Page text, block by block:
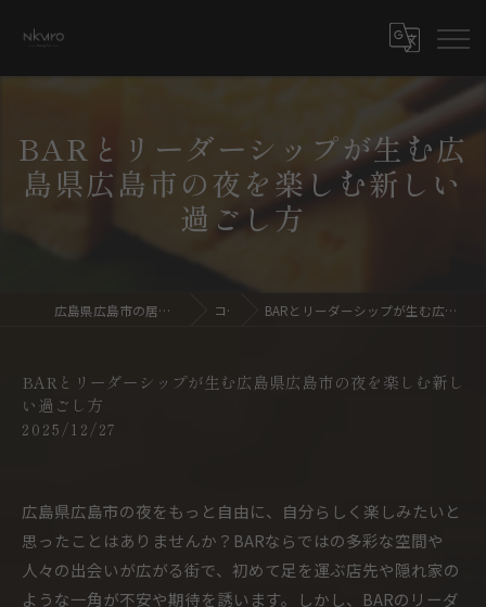
BARとリーダーシップが生む広
島県広島市の夜を楽しむ新しい
過ごし方
広島県広島市の居酒屋ならdining bar NKURO コラム BARとリーダーシップが生む広島県広島市の夜を楽しむ新しい過ごし方
BARとリーダーシップが生む広島県広島市の夜を楽しむ新し
い過ごし方
2025/12/27
広島県広島市の夜をもっと自由に、自分らしく楽しみたいと
思ったことはありませんか？BARならではの多彩な空間や
人々の出会いが広がる街で、初めて足を運ぶ店先や隠れ家の
ような一角が不安や期待を誘います。しかし、BARのリーダ